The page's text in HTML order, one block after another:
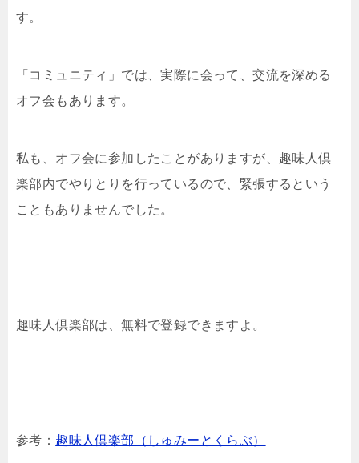
す。
「コミュニティ」では、実際に会って、交流を深める
オフ会もあります。
私も、オフ会に参加したことがありますが、趣味人倶
楽部内でやりとりを行っているので、緊張するという
こともありませんでした。
趣味人倶楽部は、無料で登録できますよ。
参考： 趣味人倶楽部（しゅみーとくらぶ）